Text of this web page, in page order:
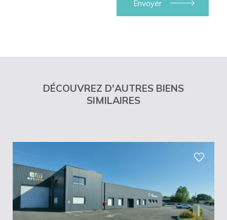
DÉCOUVREZ D'AUTRES BIENS
SIMILAIRES